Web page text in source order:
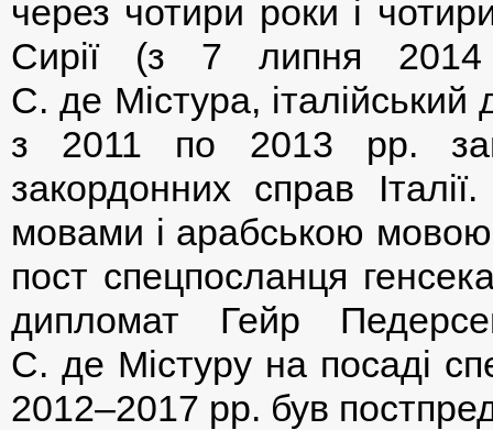
через чотири роки і
Сирії (з 7 липня 2014
С. де Містура,
з 2011 по 2013 рр.
закордонних справ
мовами і арабською
пост спецпосланця
дипломат Гейр
С. де Містуру на посаді
2012–2017 рр. був